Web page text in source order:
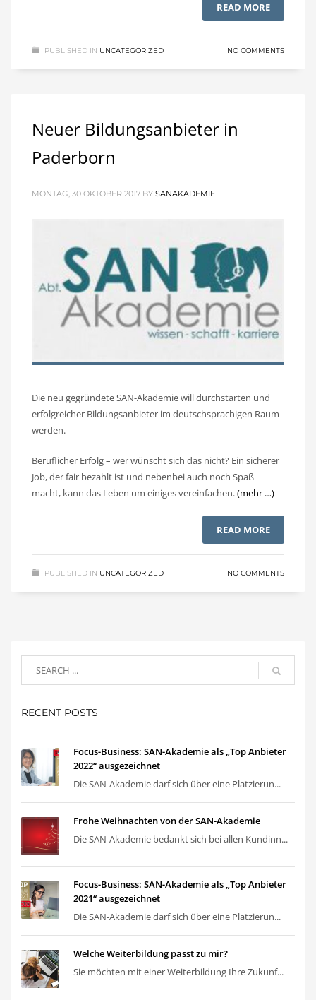
READ MORE
PUBLISHED IN UNCATEGORIZED NO COMMENTS
Neuer Bildungsanbieter in
Paderborn
MONTAG, 30 OKTOBER 2017 BY SANAKADEMIE
Die neu gegründete SAN-Akademie will durchstarten und
erfolgreicher Bildungsanbieter im deutschsprachigen Raum
werden.
Beruflicher Erfolg – wer wünscht sich das nicht? Ein sicherer
Job, der fair bezahlt ist und nebenbei auch noch Spaß
macht, kann das Leben um einiges vereinfachen.(mehr …)
READ MORE
PUBLISHED IN UNCATEGORIZED NO COMMENTS
RECENT POSTS
Focus-Business: SAN-Akademie als „Top Anbieter
2022“ ausgezeichnet
Die SAN-Akademie darf sich über eine Platzierun...
Frohe Weihnachten von der SAN-Akademie
Die SAN-Akademie bedankt sich bei allen Kundinn...
Focus-Business: SAN-Akademie als „Top Anbieter
2021“ ausgezeichnet
Die SAN-Akademie darf sich über eine Platzierun...
Welche Weiterbildung passt zu mir?
Sie möchten mit einer Weiterbildung Ihre Zukunf...